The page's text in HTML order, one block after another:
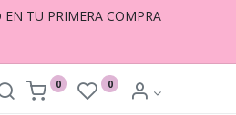
TU PRIMERA COMPRA
0 0